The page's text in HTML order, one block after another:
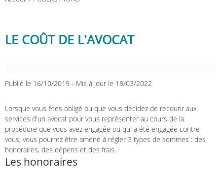
LE COÛT DE L'AVOCAT
Publié le 16/10/2019 - Mis à jour le 18/03/2022
Lorsque vous êtes obligé ou que vous décidez de recourir aux
services d'un avocat pour vous représenter au cours de la
procédure que vous avez engagée ou qui a été engagée contre
vous, vous pourrez être amené à régler 3 types de sommes : des
honoraires, des dépens et des frais.
Les honoraires